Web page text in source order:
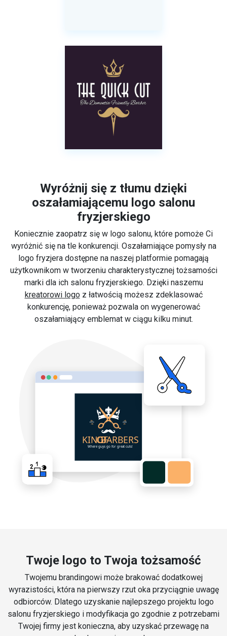
Wyróżnij się z tłumu dzięki
oszałamiającemu logo salonu
fryzjerskiego
Koniecznie zaopatrz się w logo salonu, które pomoże Ci
wyróżnić się na tle konkurencji. Oszałamiające pomysły na
logo fryzjera dostępne na naszej platformie pomagają
użytkownikom w tworzeniu charakterystycznej tożsamości
marki dla ich salonu fryzjerskiego. Dzięki naszemu
kreatorowi logoz łatwością możesz zdeklasować
konkurencję, ponieważ pozwala on wygenerować
oszałamiający emblemat w ciągu kilku minut.
Twoje logo to Twoja tożsamość
Twojemu brandingowi może brakować dodatkowej
wyrazistości, która na pierwszy rzut oka przyciągnie uwagę
odbiorców. Dlatego uzyskanie najlepszego projektu logo
salonu fryzjerskiego i modyfikacja go zgodnie z potrzebami
Twojej firmy jest konieczna, aby uzyskać przewagę na